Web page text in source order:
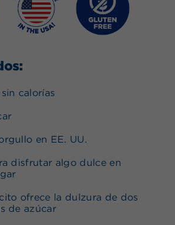
calorías
en EE. UU.
disfrutar algo dulce en
ofrece la dulzura de dos
de azúcar